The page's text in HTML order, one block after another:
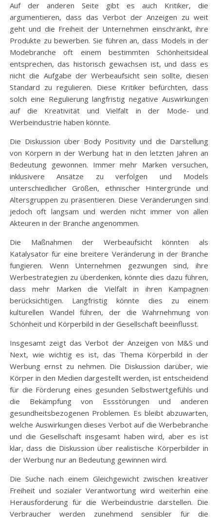
Auf der anderen Seite gibt es auch Kritiker, die
argumentieren, dass das Verbot der Anzeigen zu weit
geht und die Freiheit der Unternehmen einschränkt, ihre
Produkte zu bewerben. Sie führen an, dass Models in der
Modebranche oft einem bestimmten Schönheitsideal
entsprechen, das historisch gewachsen ist, und dass es
nicht die Aufgabe der Werbeaufsicht sein sollte, diesen
Standard zu regulieren. Diese Kritiker befürchten, dass
solch eine Regulierung langfristig negative Auswirkungen
auf die Kreativität und Vielfalt in der Mode- und
Werbeindustrie haben könnte.
Die Diskussion über Body Positivity und die Darstellung
von Körpern in der Werbung hat in den letzten Jahren an
Bedeutung gewonnen. Immer mehr Marken versuchen,
inklusivere Ansätze zu verfolgen und Models
unterschiedlicher Größen, ethnischer Hintergründe und
Altersgruppen zu präsentieren. Diese Veränderungen sind
jedoch oft langsam und werden nicht immer von allen
Akteuren in der Branche angenommen.
Die Maßnahmen der Werbeaufsicht könnten als
Katalysator für eine breitere Veränderung in der Branche
fungieren. Wenn Unternehmen gezwungen sind, ihre
Werbestrategien zu überdenken, könnte dies dazu führen,
dass mehr Marken die Vielfalt in ihren Kampagnen
berücksichtigen. Langfristig könnte dies zu einem
kulturellen Wandel führen, der die Wahrnehmung von
Schönheit und Körperbild in der Gesellschaft beeinflusst.
Insgesamt zeigt das Verbot der Anzeigen von M&S und
Next, wie wichtig es ist, das Thema Körperbild in der
Werbung ernst zu nehmen. Die Diskussion darüber, wie
Körper in den Medien dargestellt werden, ist entscheidend
für die Förderung eines gesunden Selbstwertgefühls und
die Bekämpfung von Essstörungen und anderen
gesundheitsbezogenen Problemen. Es bleibt abzuwarten,
welche Auswirkungen dieses Verbot auf die Werbebranche
und die Gesellschaft insgesamt haben wird, aber es ist
klar, dass die Diskussion über realistische Körperbilder in
der Werbung nur an Bedeutung gewinnen wird.
Die Suche nach einem Gleichgewicht zwischen kreativer
Freiheit und sozialer Verantwortung wird weiterhin eine
Herausforderung für die Werbeindustrie darstellen. Die
Verbraucher werden zunehmend sensibler für die